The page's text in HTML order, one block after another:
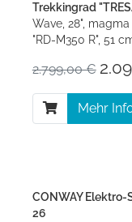
Trekkingrad
Wave, 28",
"RD-M350 R", 51
2.799,00 €
Mehr
CONWAY Elektro-
26